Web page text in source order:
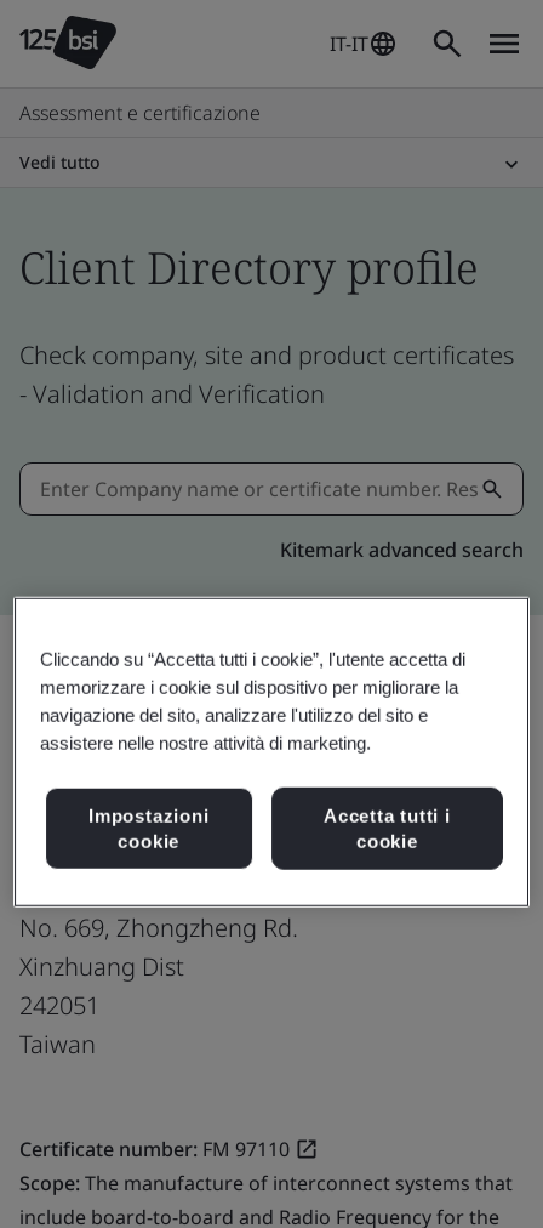
IT-IT
Assessment e certificazione
Vedi tutto
Client Directory profile
Check company, site and product certificates
- Validation and Verification
Kitemark advanced search
Condividi: Effettua l’upgrade
Samtec Taiwan LLC
Taiwan Branch
No. 669, Zhongzheng Rd.
Xinzhuang Dist
242051
Taiwan
Certificate number: FM 97110
Scope:The manufacture of interconnect systems that
include board-to-board and Radio Frequency for the
Cliccando su “Accetta tutti i cookie”, l'utente accetta di
memorizzare i cookie sul dispositivo per migliorare la
navigazione del sito, analizzare l'utilizzo del sito e
assistere nelle nostre attività di marketing.
Impostazioni
cookie
Accetta tutti i
cookie